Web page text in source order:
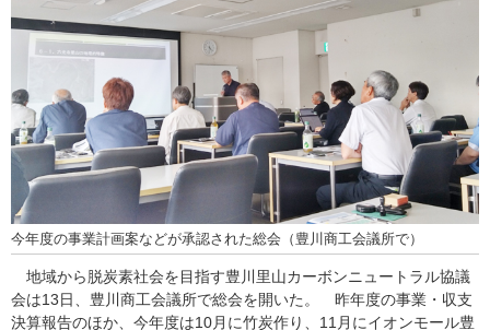
今年度の事業計画案などが承認された総会（豊川商工会議所で）
地域から脱炭素社会を目指す豊川里山カーボンニュートラル協議
会は13日、豊川商工会議所で総会を開いた。 昨年度の事業・収支
決算報告のほか、今年度は10月に竹炭作り、11月にイオンモール豊